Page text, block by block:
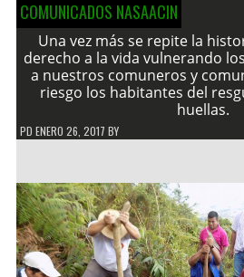
COMUNICADOS NASAACIN
Una vez más se repite la
derecho a la vida vulnerando
a nuestros comuneros y
riesgo los habitantes del
huellas.
PD ENERO 26, 2017 BY